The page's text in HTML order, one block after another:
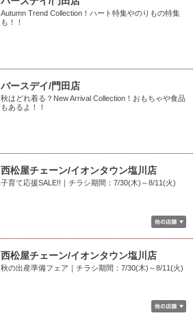
Autumn Trend Collection！ハート特集やのりもの特集
も！！
バースデイ/門田店
秋はどれ着る？New Arrival Collection！おもちゃや食品
もあるよ！！
西松屋チェーン/イオンタウン塩川店
子育て応援SALE!!｜チラシ期間：7/30(木)～8/11(火)
西松屋チェーン/イオンタウン塩川店
秋の出産準備フェア｜チラシ期間：7/30(木)～8/11(火)